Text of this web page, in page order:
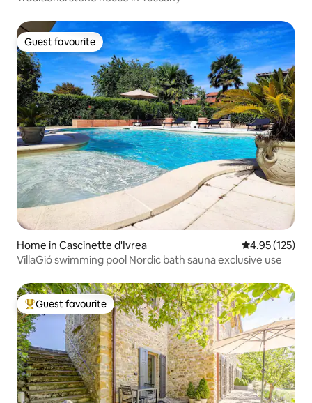
Guest favourite
Guest favourite
Home in Cascinette d'Ivrea 4.95 out of 5
4.95 (125)
VillaGió swimming pool Nordic bath sauna exclusive use
Top guest favourite
Guest favourite